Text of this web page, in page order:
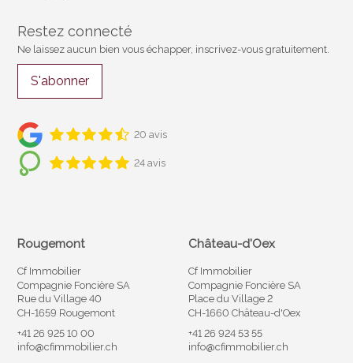
Restez connecté
Ne laissez aucun bien vous échapper, inscrivez-vous gratuitement.
S'abonner
20 avis
24 avis
Rougemont
Cf Immobilier
Compagnie Foncière SA
Rue du Village 40
CH-1659 Rougemont
+41 26 925 10 00
info@cfimmobilier.ch
Château-d'Oex
Cf Immobilier
Compagnie Foncière SA
Place du Village 2
CH-1660 Château-d'Oex
+41 26 924 53 55
info@cfimmobilier.ch